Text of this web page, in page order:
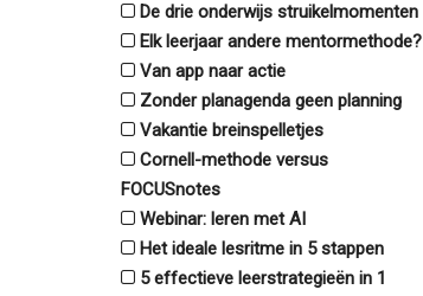
De drie onderwijs struikelmomenten
Elk leerjaar andere mentormethode?
Van app naar actie
Zonder planagenda geen planning
Vakantie breinspelletjes
Cornell-methode versus
FOCUSnotes
Webinar: leren met AI
Het ideale lesritme in 5 stappen
5 effectieve leerstrategieën in 1